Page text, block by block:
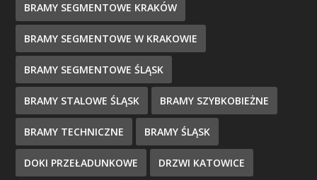
BRAMY SEGMENTOWE KRAKÓW
BRAMY SEGMENTOWE W KRAKOWIE
BRAMY SEGMENTOWE ŚLĄSK
BRAMY STALOWE ŚLĄSK BRAMY SZYBKOBIEŻNE
BRAMY TECHNICZNE BRAMY ŚLĄSK
DOKI PRZEŁADUNKOWE DRZWI KATOWICE